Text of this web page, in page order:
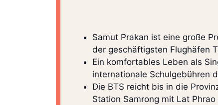
Samut Prakan ist eine große
der geschäftigsten Flughäfen
Ein komfortables Leben als
internationale Schulgebühren
Die BTS reicht bis in die
Station Samrong mit Lat Phrao